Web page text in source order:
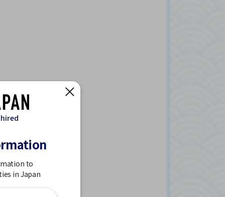
to
in Japan